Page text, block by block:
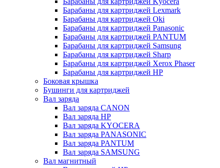
Барабаны для картриджей Lexmark
Барабаны для картриджей Oki
Барабаны для картриджей Panasonic
Барабаны для картриджей PANTUM
Барабаны для картриджей Samsung
Барабаны для картриджей Sharp
Барабаны для картриджей Xerox Phaser
Барабаны для картриджей НР
Боковая крышка
Бушинги для картриджей
Вал заряда
Вал заряда CANON
Вал заряда HP
Вал заряда KYOCERA
Вал заряда PANASONIC
Вал заряда PANTUM
Вал заряда SAMSUNG
Вал магнитный